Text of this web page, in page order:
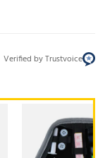
Verified by Trustvoice